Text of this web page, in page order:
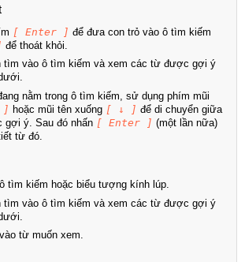
[ Enter ] để đưa con trỏ vào ô tìm kiếm
để thoát khỏi.
tìm vào ô tìm kiếm và xem các từ được gợi ý
nằm trong ô tìm kiếm, sử dụng phím mũi
] hoặc mũi tên xuống [ ↓ ] để di chuyển giữa
ý. Sau đó nhấn [ Enter ] (một lần nữa)
từ đó.
tìm kiếm hoặc biểu tượng kính lúp.
tìm vào ô tìm kiếm và xem các từ được gợi ý
từ muốn xem.